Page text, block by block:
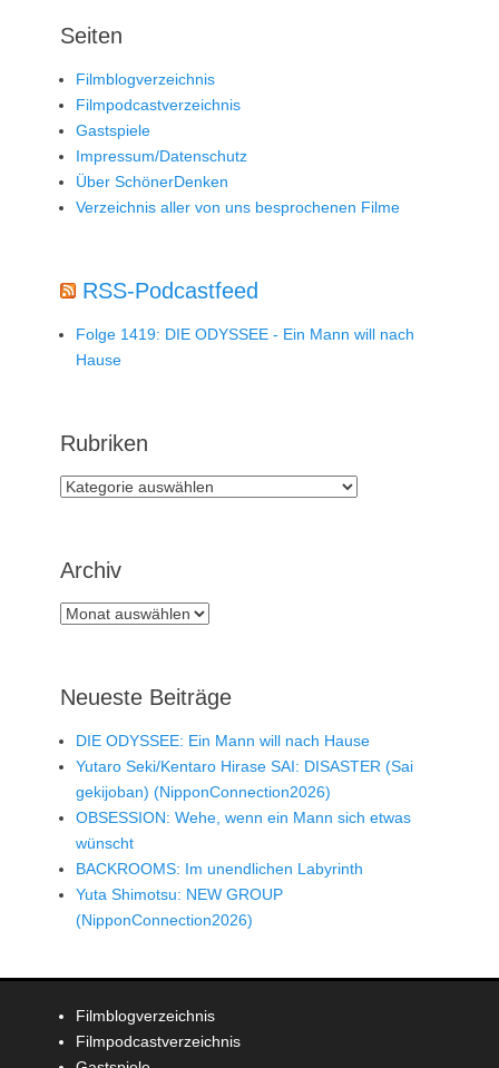
Seiten
Filmblogverzeichnis
Filmpodcastverzeichnis
Gastspiele
Impressum/Datenschutz
Über SchönerDenken
Verzeichnis aller von uns besprochenen Filme
RSS-Podcastfeed
Folge 1419: DIE ODYSSEE - Ein Mann will nach
Hause
Rubriken
Rubriken
Archiv
Archiv
Neueste Beiträge
DIE ODYSSEE: Ein Mann will nach Hause
Yutaro Seki/Kentaro Hirase SAI: DISASTER (Sai
gekijoban) (NipponConnection2026)
OBSESSION: Wehe, wenn ein Mann sich etwas
wünscht
BACKROOMS: Im unendlichen Labyrinth
Yuta Shimotsu: NEW GROUP
(NipponConnection2026)
Filmblogverzeichnis
Filmpodcastverzeichnis